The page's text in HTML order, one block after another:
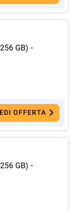
GB) -
OFFERTA
GB) -